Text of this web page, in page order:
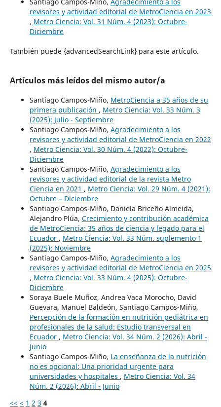
revisores y actividad editorial de MetroCiencia en 2023
, Metro Ciencia: Vol. 31 Núm. 4 (2023): Octubre-
Diciembre
También puede {advancedSearchLink} para este artículo.
Artículos más leídos del mismo autor/a
Santiago Campos-Miño, MetroCiencia a 35 años de su
primera publicación , Metro Ciencia: Vol. 33 Núm. 3
(2025): Julio - Septiembre
Santiago Campos-Miño, Agradecimiento a los
revisores y actividad editorial de MetroCiencia en 2022
, Metro Ciencia: Vol. 30 Núm. 4 (2022): Octubre-
Diciembre
Santiago Campos-Miño, Agradecimiento a los
revisores y actividad editorial de la revista Metro
Ciencia en 2021 , Metro Ciencia: Vol. 29 Núm. 4 (2021):
Octubre – Diciembre
Santiago Campos-Miño, Daniela Briceño Almeida,
Alejandro Plúa, Crecimiento y contribución académica
de MetroCiencia: 35 años de ciencia y legado para el
Ecuador , Metro Ciencia: Vol. 33 Núm. suplemento 1
(2025): Noviembre
Santiago Campos-Miño, Agradecimiento a los
revisores y actividad editorial de MetroCiencia en 2025
, Metro Ciencia: Vol. 33 Núm. 4 (2025): Octubre-
Diciembre
Soraya Buele Muñoz, Andrea Vaca Morocho, David
Guevara, Manuel Baldeón, Santiago Campos-Miño,
Percepción de la formación en nutrición pediátrica en
profesionales de la salud: Estudio transversal en
Ecuador , Metro Ciencia: Vol. 34 Núm. 2 (2026): Abril -
Junio
Santiago Campos-Miño, La enseñanza de la nutrición
no es opcional: Una prioridad urgente para
universidades y hospitales , Metro Ciencia: Vol. 34
Núm. 2 (2026): Abril - Junio
<< < 1 2 3 4